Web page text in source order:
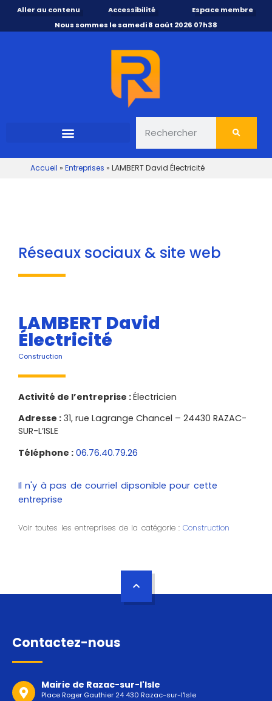
Aller au contenu Accessibilité
Espace membre
Nous sommes le samedi 8 août 2026 07h38
Accueil » Entreprises » LAMBERT David Électricité
Réseaux sociaux & site web
LAMBERT David
Électricité
Construction
Activité de l’entreprise :Électricien
Adresse : 31, rue Lagrange Chancel – 24430 RAZAC-
SUR-L’ISLE
Téléphone : 06.76.40.79.26
Il n'y à pas de courriel dipsonible pour cette
entreprise
Voir toutes les entreprises de la catégorie :Construction
Contactez-nous
Mairie de Razac-sur-l'Isle
Place Roger Gauthier 24 430 Razac-sur-l'Isle